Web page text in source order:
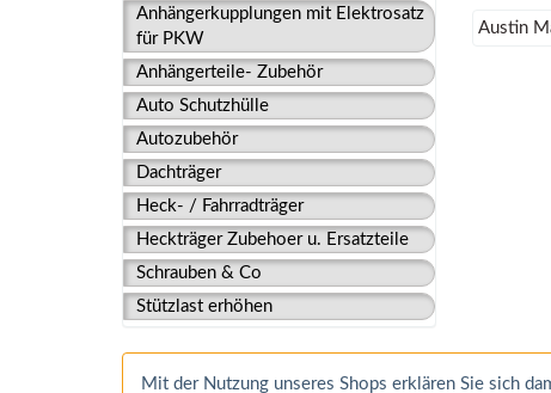
Anhängerkupplungen mit Elektrosatz
für PKW
Anhängerteile- Zubehör
Auto Schutzhülle
Autozubehör
Dachträger
Heck- / Fahrradträger
Heckträger Zubehoer u. Ersatzteile
Schrauben & Co
Stützlast erhöhen
Austin
Mit der Nutzung unseres Shops erklären Sie sich